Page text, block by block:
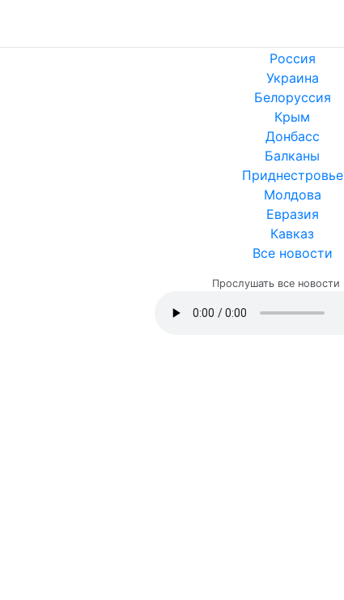
Россия
Украина
Белоруссия
Крым
Донбасс
Балканы
Приднестровье
Молдова
Евразия
Кавказ
Все новости
Прослушать все новости